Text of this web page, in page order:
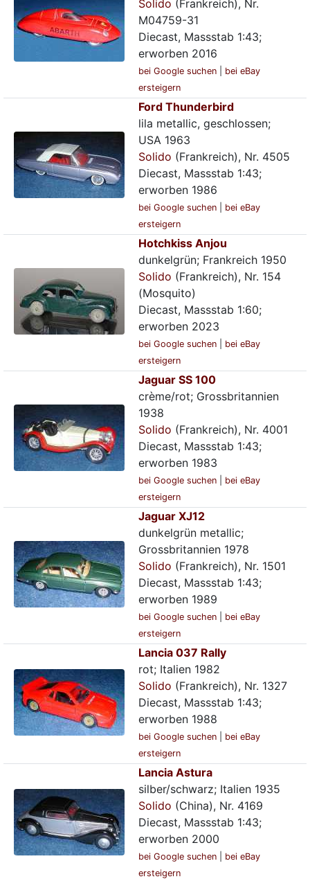
Solido (Frankreich), Nr.
M04759-31
Diecast, Massstab 1:43;
erworben 2016
bei Google suchen
bei eBay
ersteigern
Ford Thunderbird
lila metallic, geschlossen;
USA 1963
Solido (Frankreich), Nr. 4505
Diecast, Massstab 1:43;
erworben 1986
bei Google suchen
bei eBay
ersteigern
Hotchkiss Anjou
dunkelgrün; Frankreich 1950
Solido (Frankreich), Nr. 154
(Mosquito)
Diecast, Massstab 1:60;
erworben 2023
bei Google suchen
bei eBay
ersteigern
Jaguar SS 100
crème/rot; Grossbritannien
1938
Solido (Frankreich), Nr. 4001
Diecast, Massstab 1:43;
erworben 1983
bei Google suchen
bei eBay
ersteigern
Jaguar XJ12
dunkelgrün metallic;
Grossbritannien 1978
Solido (Frankreich), Nr. 1501
Diecast, Massstab 1:43;
erworben 1989
bei Google suchen
bei eBay
ersteigern
Lancia 037 Rally
rot; Italien 1982
Solido (Frankreich), Nr. 1327
Diecast, Massstab 1:43;
erworben 1988
bei Google suchen
bei eBay
ersteigern
Lancia Astura
silber/schwarz; Italien 1935
Solido (China), Nr. 4169
Diecast, Massstab 1:43;
erworben 2000
bei Google suchen
bei eBay
ersteigern